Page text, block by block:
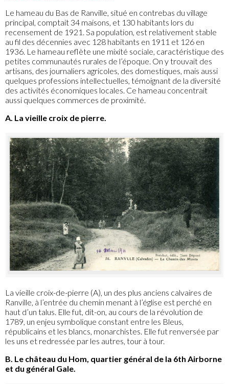
Le hameau du Bas de Ranville, situé en contrebas du village
principal, comptait 34 maisons, et 130 habitants lors du
recensement de 1921. Sa population, est relativement stable
au fil des décennies avec 128 habitants en 1911 et 126 en
1936. Le hameau reflète une mixité sociale, caractéristique des
petites communautés rurales de l’époque. On y trouvait des
artisans, des journaliers agricoles, des domestiques, mais aussi
quelques professions intellectuelles, témoignant de la diversité
des activités économiques locales. Ce hameau concentrait
aussi quelques commerces de proximité.
A. La vieille croix de pierre.
La vieille croix-de-pierre (A), un des plus anciens calvaires de
Ranville, à l’entrée du chemin menant à l’église est perché en
haut d’un talus. Elle fut, dit-on, au cours de la révolution de
1789, un enjeu symbolique constant entre les Bleus,
républicains et les blancs, monarchistes. Elle fut renversée par
les uns et redressée par les autres, tour à tour.
B. Le château du Hom, quartier général de la 6th Airborne
et du général Gale.